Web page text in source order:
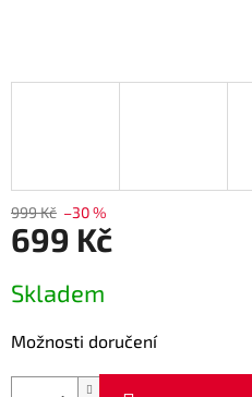
999 Kč –30 %
699 Kč
cena:
Skladem
Možnosti doručení